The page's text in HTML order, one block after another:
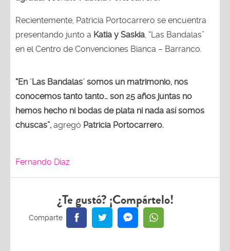
Recientemente, Patricia Portocarrero se encuentra
presentando junto a Katia y Saskia, “Las Bandalas”
en el Centro de Convenciones Bianca – Barranco.
“En ´Las Bandalas´ somos un matrimonio, nos
conocemos tanto tanto… son 25 años juntas no
hemos hecho ni bodas de plata ni nada así somos
chuscas”, agregó Patricia Portocarrero.
Fernando Díaz
¿Te gustó? ¡Compártelo!